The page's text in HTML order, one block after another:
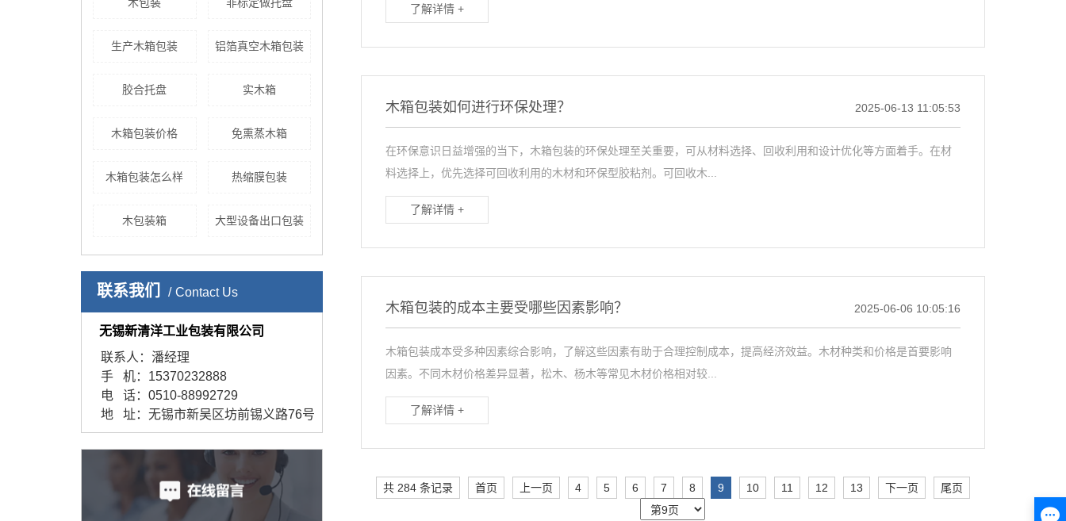
生产木箱包装 铝箔真空木箱包装
胶合托盘 实木箱
木箱包装价格 免熏蒸木箱
木箱包装怎么样 热缩膜包装
木包装箱 大型设备出口包装
联系我们 Contact Us
无锡新清洋工业包装有限公司
联系人：潘经理
手 机：15370232888
电 话：0510-88992729
地 址：无锡市新吴区坊前锡义路76号
了解详情 +
木箱包装如何进行环保处理？ 2025-06-13 11:05:53
在环保意识日益增强的当下，木箱包装的环保处理至关重要，可从材料选择、回收利用和设计优化等方面着手。在材
料选择上，优先选择可回收利用的木材和环保型胶粘剂。可回收木...
了解详情 +
木箱包装的成本主要受哪些因素影响？ 2025-06-06 10:05:16
木箱包装成本受多种因素综合影响，了解这些因素有助于合理控制成本，提高经济效益。木材种类和价格是首要影响
因素。不同木材价格差异显著，松木、杨木等常见木材价格相对较...
了解详情 +
共 284 条记录 首页 上一页 4 5 6 7 8 9 10 11 12 13 下一页 尾页